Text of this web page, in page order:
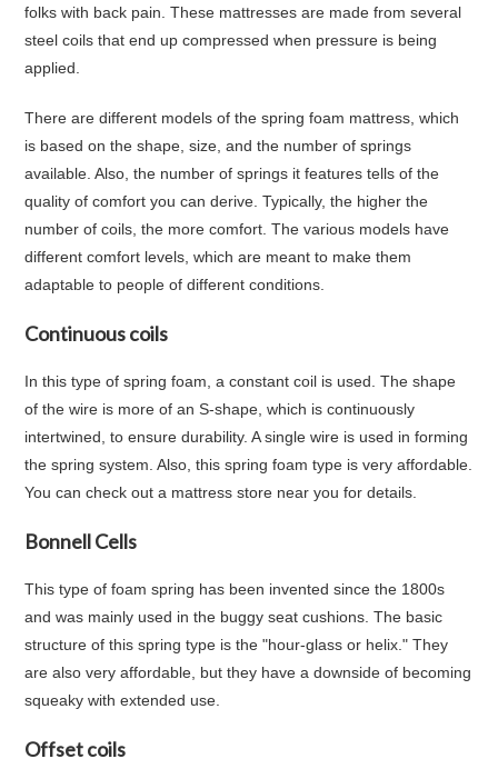
folks with back pain. These mattresses are made from several
steel coils that end up compressed when pressure is being
applied.
There are different models of the spring foam mattress, which
is based on the shape, size, and the number of springs
available. Also, the number of springs it features tells of the
quality of comfort you can derive. Typically, the higher the
number of coils, the more comfort. The various models have
different comfort levels, which are meant to make them
adaptable to people of different conditions.
Continuous coils
In this type of spring foam, a constant coil is used. The shape
of the wire is more of an S-shape, which is continuously
intertwined, to ensure durability. A single wire is used in forming
the spring system. Also, this spring foam type is very affordable.
You can check out a mattress store near you for details.
Bonnell Cells
This type of foam spring has been invented since the 1800s
and was mainly used in the buggy seat cushions. The basic
structure of this spring type is the "hour-glass or helix." They
are also very affordable, but they have a downside of becoming
squeaky with extended use.
Offset coils